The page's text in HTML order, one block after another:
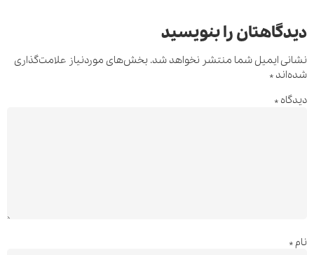
دیدگاهتان را بنویسید
نشانی ایمیل شما منتشر نخواهد شد. بخش‌های موردنیاز علامت‌گذاری
شده‌اند *
دیدگاه *
نام *